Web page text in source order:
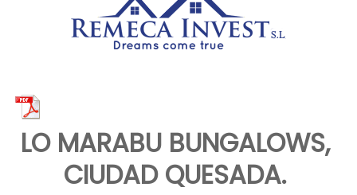
LO MARABU BUNGALOWS,
CIUDAD QUESADA.